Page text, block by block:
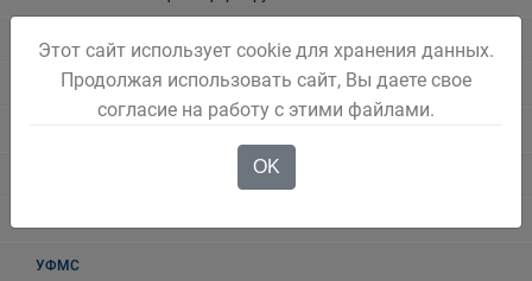
Прокуратура информирует
ГИБДД
УФМС
Этот сайт использует cookie для хранения данных.
Продолжая использовать сайт, Вы даете свое
согласие на работу с этими файлами.
OK